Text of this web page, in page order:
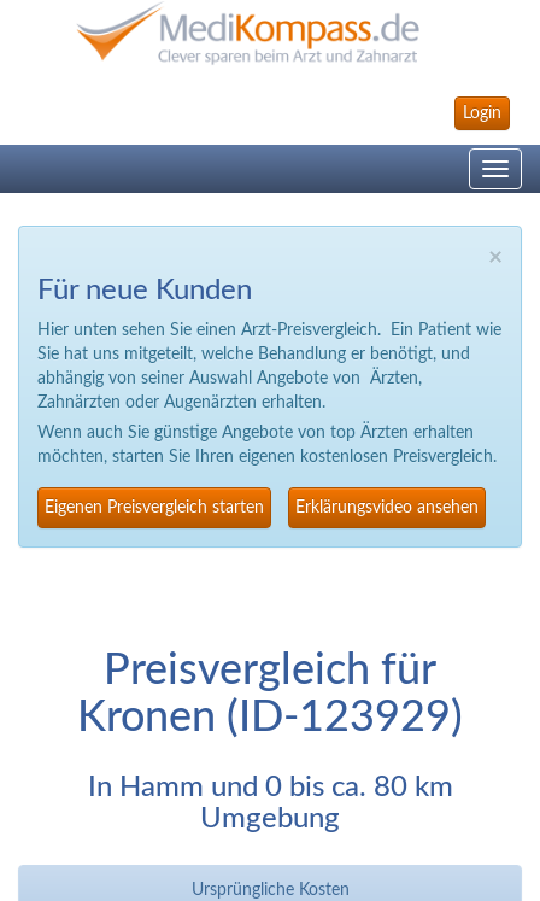
Login
Toggle
×
Für neue Kunden
Hier unten sehen Sie einen Arzt-Preisvergleich. Ein Patient wie
Sie hat uns mitgeteilt, welche Behandlung er benötigt, und
abhängig von seiner Auswahl Angebote von Ärzten,
Zahnärzten oder Augenärzten erhalten.
Wenn auch Sie günstige Angebote von top Ärzten erhalten
möchten, starten Sie Ihren eigenen kostenlosen Preisvergleich.
Eigenen Preisvergleich starten Erklärungsvideo ansehen
Preisvergleich für
Kronen (ID-123929)
In Hamm und 0 bis ca. 80 km
Umgebung
Ursprüngliche Kosten